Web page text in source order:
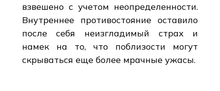
взвешено с учетом неопределенности.
Внутреннее противостояние оставило
после себя неизгладимый страх и
намек на то, что поблизости могут
скрываться еще более мрачные ужасы.